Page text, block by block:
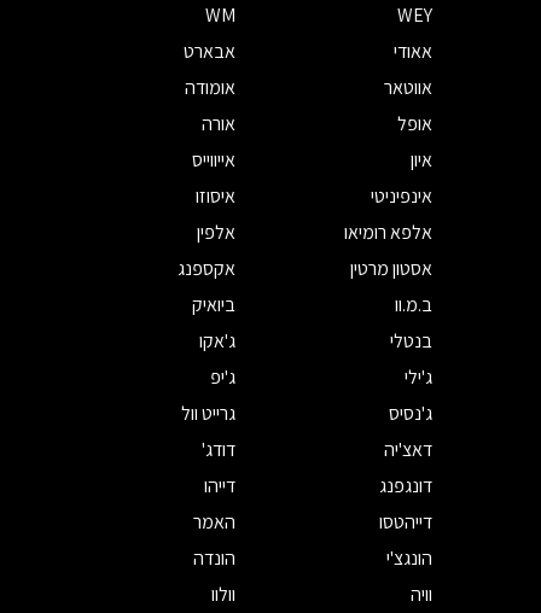
WEY
WM
אאודי
אבארט
אווטאר
אומודה
אופל
אורה
איון
אייווייס
אינפיניטי
איסוזו
אלפא רומיאו
אלפין
אסטון מרטין
אקספנג
ב.מ.וו
ביואיק
בנטלי
ג'אקו
ג'ילי
ג'יפ
ג'נסיס
גרייט וול
דאצ'יה
דודג'
דונגפנג
דייהו
דייהטסו
האמר
הונגצ'י
הונדה
וויה
וולוו